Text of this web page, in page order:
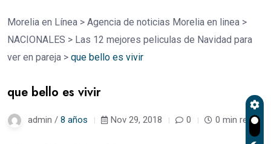
Morelia en Línea > Agencia de noticias Morelia en linea >
NACIONALES > Las 12 mejores peliculas de Navidad para
ver en pareja > que bello es vivir
que bello es vivir
admin / 8 años Nov 29, 2018 0 0 min read